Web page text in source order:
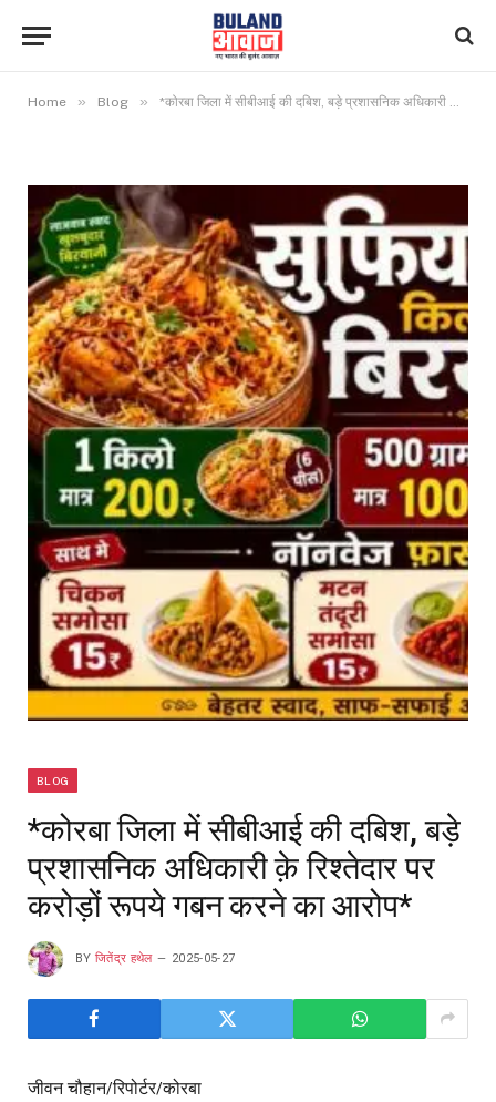
Home » Blog » *कोरबा जिला में सीबीआई की दबिश, बड़े प्रशासनिक अधिकारी क़े रिश्तेदार पर करोड़ों रूपये गबन करने का आरोप*
BLOG
*कोरबा जिला में सीबीआई की दबिश, बड़े
प्रशासनिक अधिकारी क़े रिश्तेदार पर
करोड़ों रूपये गबन करने का आरोप*
BY जितेंद्र हथेल 2025-05-27
जीवन चौहान/रिपोर्टर/कोरबा